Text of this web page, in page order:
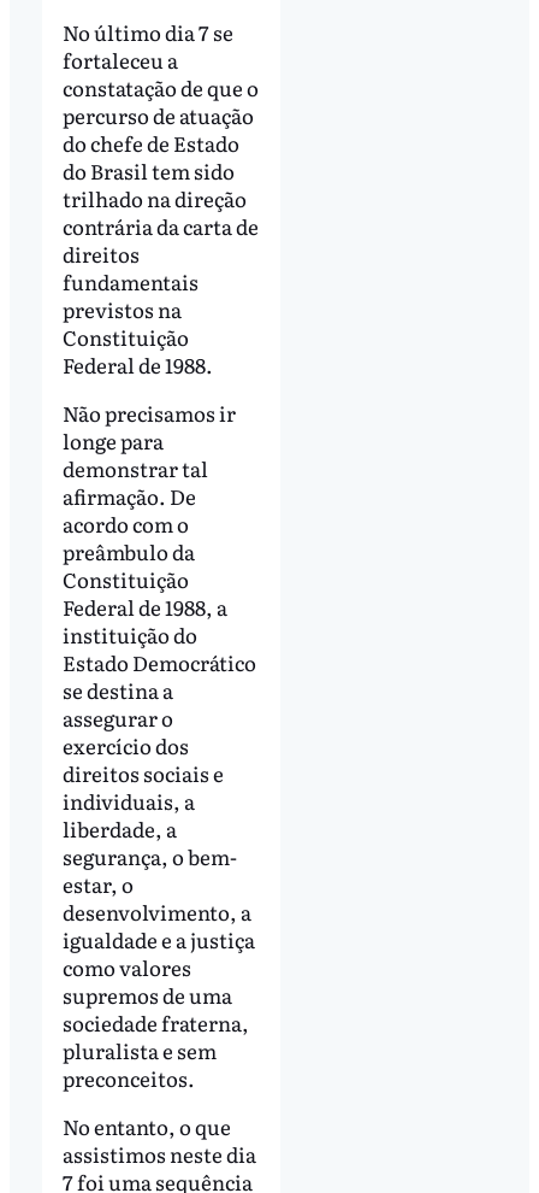
No último dia 7 se
fortaleceu a
constatação de que o
percurso de atuação
do chefe de Estado
do Brasil tem sido
trilhado na direção
contrária da carta de
direitos
fundamentais
previstos na
Constituição
Federal de 1988.
Não precisamos ir
longe para
demonstrar tal
afirmação. De
acordo com o
preâmbulo da
Constituição
Federal de 1988, a
instituição do
Estado Democrático
se destina a
assegurar o
exercício dos
direitos sociais e
individuais, a
liberdade, a
segurança, o bem-
estar, o
desenvolvimento, a
igualdade e a justiça
como valores
supremos de uma
sociedade fraterna,
pluralista e sem
preconceitos.
No entanto, o que
assistimos neste dia
7 foi uma sequência